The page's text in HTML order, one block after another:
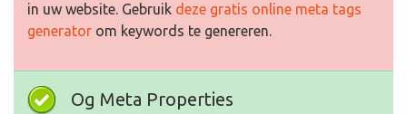
in uw website. Gebruik deze gratis online meta tags
generator om keywords te genereren.
Og Meta Properties